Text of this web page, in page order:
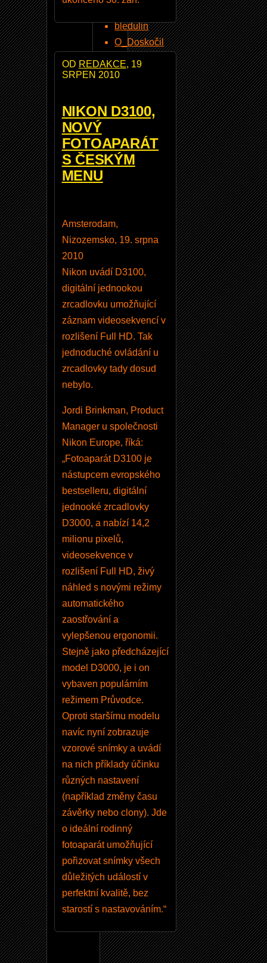
OD REDAKCE, 19
SRPEN 2010
NIKON D3100,
NOVÝ
FOTOAPARÁT
S ČESKÝM
MENU
Amsterodam,
Nizozemsko, 19. srpna
2010
Nikon uvádí D3100,
digitální jednookou
zrcadlovku umožňující
záznam videosekvencí v
rozlišení Full HD. Tak
jednoduché ovládání u
zrcadlovky tady dosud
nebylo.
Jordi Brinkman, Product
Manager u společnosti
Nikon Europe, říká:
„Fotoaparát D3100 je
nástupcem evropského
bestselleru, digitální
jednooké zrcadlovky
D3000, a nabízí 14,2
milionu pixelů,
videosekvence v
rozlišení Full HD, živý
náhled s novými režimy
automatického
zaostřování a
vylepšenou ergonomii.
Stejně jako předcházející
model D3000, je i on
vybaven populárním
režimem Průvodce.
Oproti staršímu modelu
navíc nyní zobrazuje
vzorové snímky a uvádí
na nich příklady účinku
různých nastavení
(například změny času
závěrky nebo clony). Jde
o ideální rodinný
fotoaparát umožňující
pořizovat snímky všech
důležitých událostí v
perfektní kvalitě, bez
starostí s nastavováním.“
bledulin
O_Doskočil
Kreid
Rodin
orin